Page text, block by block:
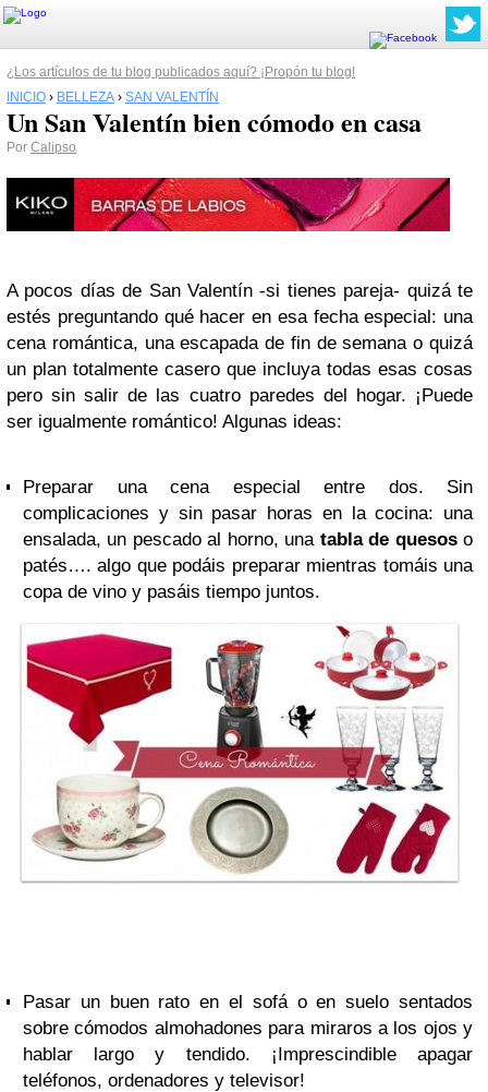
¿Los artículos de tu blog publicados aquí? ¡Propón tu blog!
INICIO › BELLEZA › SAN VALENTÍN
Un San Valentín bien cómodo en casa
Por Calipso
A pocos días de San Valentín -si tienes pareja- quizá te
estés preguntando qué hacer en esa fecha especial: una
cena romántica, una escapada de fin de semana o quizá
un plan totalmente casero que incluya todas esas cosas
pero sin salir de las cuatro paredes del hogar. ¡Puede
ser igualmente romántico! Algunas ideas:
Preparar una cena especial entre dos. Sin
complicaciones y sin pasar horas en la cocina: una
ensalada, un pescado al horno, una tabla de quesoso
patés…. algo que podáis preparar mientras tomáis una
copa de vino y pasáis tiempo juntos.
Pasar un buen rato en el sofá o en suelo sentados
sobre cómodos almohadones para miraros a los ojos y
hablar largo y tendido. ¡Imprescindible apagar
teléfonos, ordenadores y televisor!